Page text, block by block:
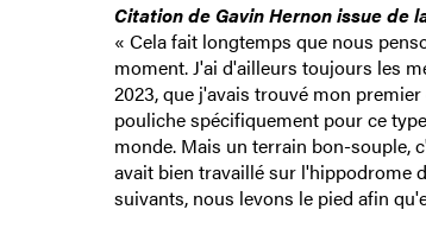
Citation de Gavin Hernon issue de
« Cela fait longtemps que nous
moment. J'ai d'ailleurs toujours les
2023, que j'avais trouvé mon
pouliche spécifiquement pour ce
monde. Mais un terrain bon-souple,
avait bien travaillé sur l'hippodrome
suivants, nous levons le pied afin